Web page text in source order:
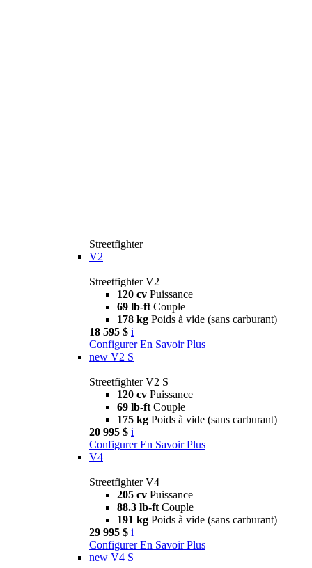
Streetfighter
V2
Streetfighter V2
120 cv Puissance
69 lb-ft Couple
178 kg Poids à vide (sans carburant)
18 595 $ i
Configurer En Savoir Plus
new V2 S
Streetfighter V2 S
120 cv Puissance
69 lb-ft Couple
175 kg Poids à vide (sans carburant)
20 995 $ i
Configurer En Savoir Plus
V4
Streetfighter V4
205 cv Puissance
88.3 lb-ft Couple
191 kg Poids à vide (sans carburant)
29 995 $ i
Configurer En Savoir Plus
new V4 S